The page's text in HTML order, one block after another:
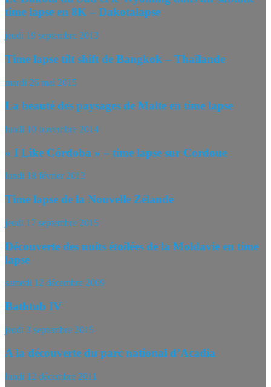
time lapse en 8K – Dakotalapse
jeudi 19 septembre 2013
Time lapse tilt shift de Bangkok – Thaïlande
mardi 26 mai 2015
La beauté des paysages de Malte en time lapse
lundi 10 novembre 2014
« I Like Córdoba » – time lapse sur Cordoue
lundi 18 février 2013
Time lapse de la Nouvelle Zélande
jeudi 17 septembre 2015
Découverte des nuits étoilées de la Moldavie en time
lapse
samedi 12 décembre 2009
Bathtub IV
jeudi 3 septembre 2015
A la découverte du parc national d’Acadia
lundi 12 décembre 2011